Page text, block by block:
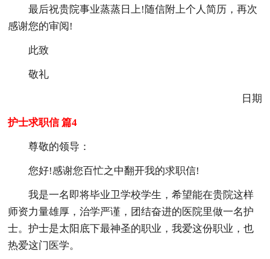
最后祝贵院事业蒸蒸日上!随信附上个人简历，再次
感谢您的审阅!
此致
敬礼
日期
护士求职信 篇4
尊敬的领导：
您好!感谢您百忙之中翻开我的求职信!
我是一名即将毕业卫学校学生，希望能在贵院这样
师资力量雄厚，治学严谨，团结奋进的医院里做一名护
士。护士是太阳底下最神圣的职业，我爱这份职业，也
热爱这门医学。